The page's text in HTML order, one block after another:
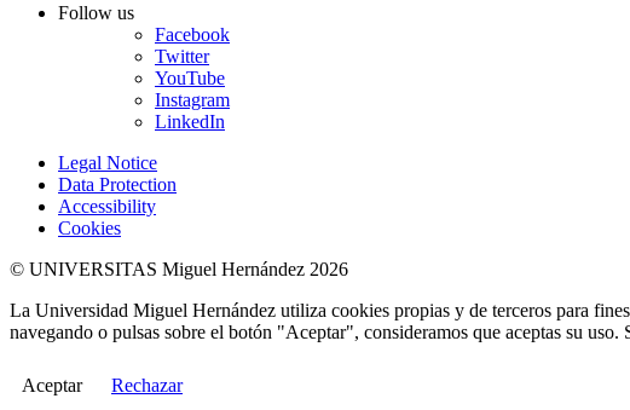
Follow us
Facebook
Twitter
YouTube
Instagram
LinkedIn
Legal Notice
Data Protection
Accessibility
Cookies
© UNIVERSITAS Miguel Hernández 2026
La Universidad Miguel Hernández utiliza cookies propias y de terceros para
navegando o pulsas sobre el botón "Aceptar", consideramos que aceptas su
Aceptar Rechazar